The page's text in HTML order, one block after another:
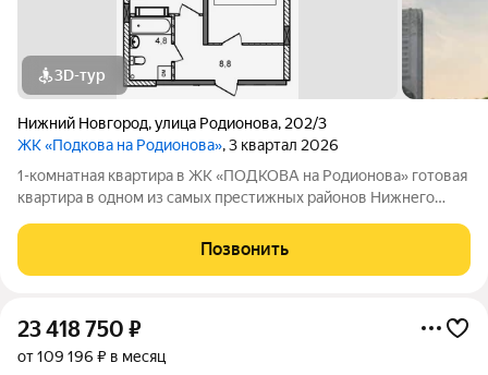
3D-тур
Нижний Новгород,улица Родионова, 202/3
ЖК «Подкова на Родионова», 3 квартал 2026
1-комнатная квартира в ЖК «ПОДКОВА на Родионова» готовая
квартира в одном из самых престижных районов Нижнего
после покупки, не ожидая окончания строительства? Обратите
внимание на ЖК
Позвонить
23 418 750 ₽
от 109 196 ₽ в месяц